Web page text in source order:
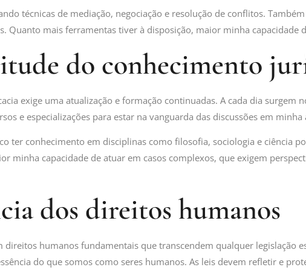
técnicas de mediação, negociação e resolução de conflitos.
Quanto mais ferramentas tiver à disposição, maior minha
do conhecimento
exige uma atualização e formação continuadas. A cada dia
e especializações para estar na vanguarda das discussões em minha
ter conhecimento em disciplinas como filosofia, sociologia e ciência
minha capacidade de atuar em casos complexos, que exigem
dos direitos humanos
direitos humanos fundamentais que transcendem qualquer legislação
do que somos como seres humanos. As leis devem refletir e